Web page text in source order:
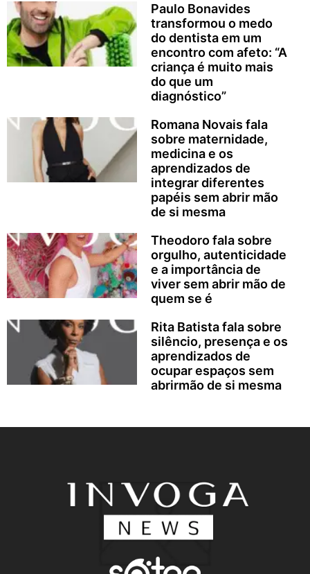
Paulo Bonavides
transformou o medo
do dentista em um
encontro com afeto: “A
criança é muito mais
do que um
diagnóstico”
Romana Novais fala
sobre maternidade,
medicina e os
aprendizados de
integrar diferentes
papéis sem abrir mão
de si mesma
Theodoro fala sobre
orgulho, autenticidade
e a importância de
viver sem abrir mão de
quem se é
Rita Batista fala sobre
silêncio, presença e os
aprendizados de
ocupar espaços sem
abrirmão de si mesma